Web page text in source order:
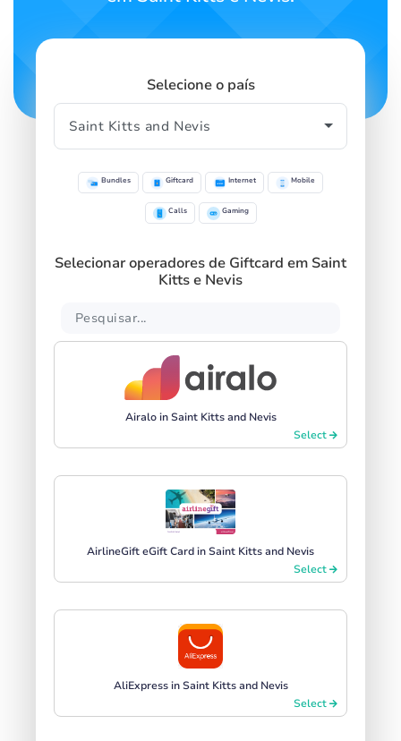
Selecione o país
Bundles Giftcard Internet Mobile
Calls Gaming
Selecionar operadores de Giftcard em Saint
Kitts e Nevis
Airalo in Saint Kitts and Nevis
Select
AirlineGift eGift Card in Saint Kitts and Nevis
Select
AliExpress in Saint Kitts and Nevis
Select